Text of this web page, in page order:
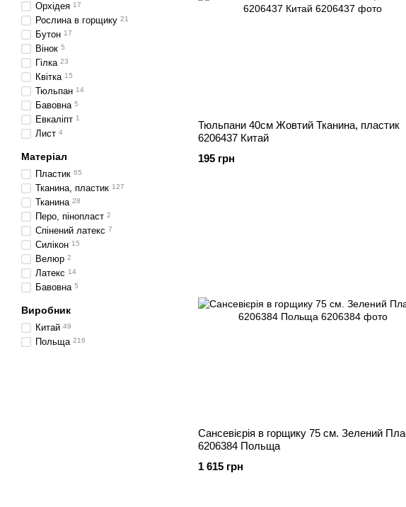
Тюльпани 40см Жовтий Тканина, пластик
6206437 Китай
195 грн
Сансевієрія в горщику 75 см. Зелений Пластик
6206384 Польща
1 615 грн
Орхідея 17
Рослина в горщику 21
Бутон 17
Вінок 5
Гілка 23
Квітка 15
Тюльпан 14
Бавовна 5
Евкаліпт 1
Лист 4
Матеріал
Пластик 65
Тканина, пластик 127
Тканина 28
Перо, пінопласт 2
Спінений латекс 7
Силікон 15
Велюр 2
Латекс 14
Бавовна 5
Виробник
Китай 49
Польща 216